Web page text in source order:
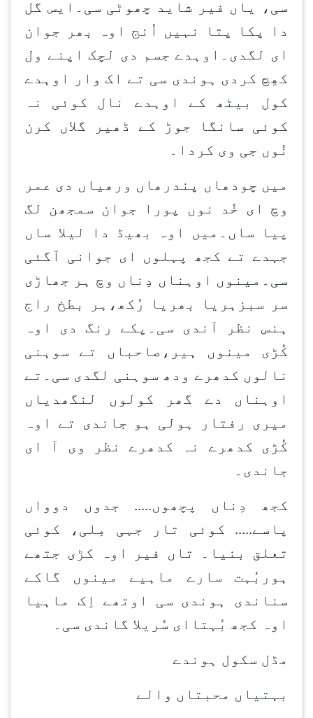
سی، یاں فیر شاید چھوٹی سی۔ایس گل
دا پکا پتا نہیں اُنج اوہ بھر جوان
ای لگدی۔اوہدے جسم دی لچک اپنے ول
کھِچ کردی ہوندی سی تے اک وار اوہدے
کول بیٹھ کے اوہدے نال کوئی نہ
کوئی سانگا جوڑ کے ڈھیر گلاں کرن
نُوں جی وی کردا۔
میں چودھاں پندرھاں ورھیاں دی عمر
وچ ای خُد نوں پورا جوان سمجھن لگ
پیا ساں۔میں اوہ بھیڈ دا لیلا ساں
جہدے تے کجھ پہلوں ای جوانی آگئی
سی۔مینوں اوہناں دِناں وچ ہر جھاڑی
سر سبزہریا بھریا رُکھ،ہر بطخ راج
ہنس نظر آندی سی۔پکے رنگ دی اوہ
کُڑی مینوں ہیر،صاحباں تے سوہنی
نالوں کدھرے ودھ سوہنی لگدی سی۔تے
اوہناں دے گھر کولوں لنگھدیاں
میری رفتار ہولی ہو جاندی تے اوہ
کُڑی کدھرے نہ کدھرے نظر وی آ ای
جاندی۔
کجھ دِناں پچھوں..... جدوں دوواں
پاسے..... کوئی تار جہی مِلی، کوئی
تعلق بنیا۔ تاں فیر اوہ کڑی جتھے
ہوربُہت سارے ماہیے مینوں گاکے
سناندی ہوندی سی اوتھے اِک ماہیا
اوہ کجھ بُہتاای سُریلا گاندی سی۔
مڈل سکول ہوندے
بہتیاں محبتاں والے